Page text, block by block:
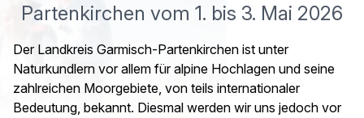
Partenkirchen vom 1. bis 3. Mai 2026
Der Landkreis Garmisch-Partenkirchen ist unter
Naturkundlern vor allem für alpine Hochlagen und seine
zahlreichen Moorgebiete, von teils internationaler
Bedeutung, bekannt. Diesmal werden wir uns jedoch vor